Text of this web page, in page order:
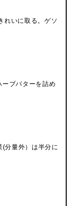
れいに取る。ゲソ
ブバターを詰め
分量外）は半分に